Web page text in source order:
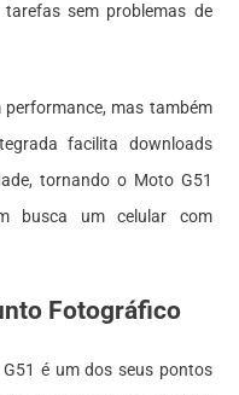
sem problemas de
mas também
facilita downloads
tornando o Moto G51
busca um celular com
Fotográfico
é um dos seus pontos